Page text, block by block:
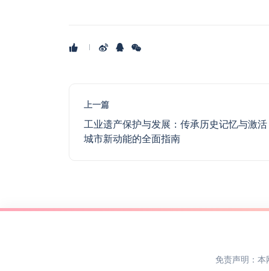
上一篇
工业遗产保护与发展：传承历史记忆与激活
城市新动能的全面指南
免责声明：本